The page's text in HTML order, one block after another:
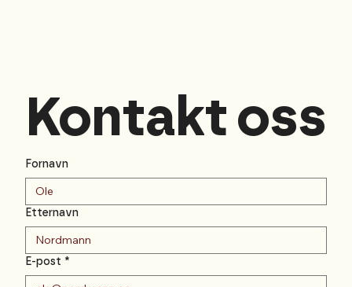
Kontakt oss
Fornavn
Etternavn
E-post *